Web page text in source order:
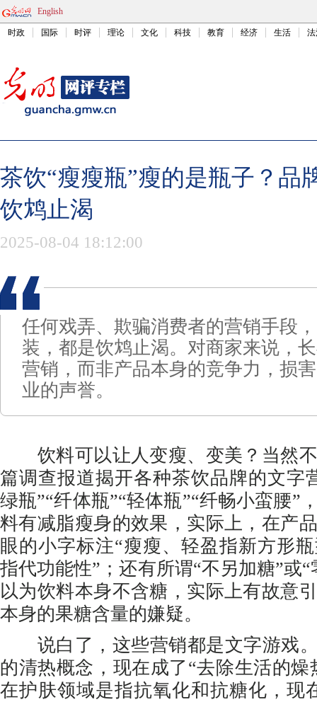
English
时政 国际 时评 理论 文化 科技 教育 经济 生活
茶饮“瘦瘦瓶”瘦的是瓶子？品
饮鸩止渴
2025-08-04 18:12:00
任何戏弄、欺骗消费者的营销手段
装，都是饮鸩止渴。对商家来说，
营销，而非产品本身的竞争力，损
业的声誉。
饮料可以让人变瘦、变美？当然不
篇调查报道揭开各种茶饮品牌的文字
绿瓶”“纤体瓶”“轻体瓶”“纤畅小蛮腰”
料有减脂瘦身的效果，实际上，在产
眼的小字标注“瘦瘦、轻盈指新方形
指代功能性”；还有所谓“不另加糖”或
以为饮料本身不含糖，实际上有故意
本身的果糖含量的嫌疑。
说白了，这些营销都是文字游戏。
的清热概念，现在成了“去除生活的燥
在护肤领域是指抗氧化和抗糖化，现